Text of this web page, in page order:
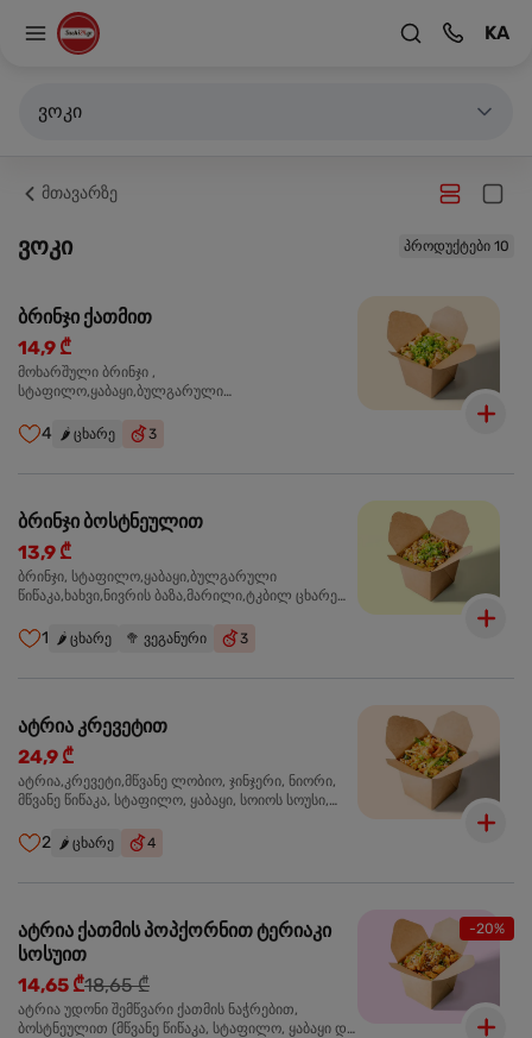
KA
ვოკი
მთავარზე
ვოკი პროდუქტები 10
ბრინჯი ქათმით
14,9 ₾
მოხარშული ბრინჯი ,
სტაფილო,ყაბაყი,ბულგარული
ტკბილ ცხარე სოუსი,მწვანე ხახვი,სეზამის
მარცვლის ნაზავი,მზესუმზირის ზეთი,ბარდა
4 🌶️ ცხარე 3
ბრინჯი ბოსტნეულით
13,9 ₾
ბრინჯი, სტაფილო,ყაბაყი,ბულგარული
წიწაკა,ხახვი,ნივრის ბაზა,მარილი,ტკბილ ცხარე
ნაზავი,მზესუმზირის ზეთი ,ბარდა
1 🌶️ ცხარე 🥦 ვეგანური 3
ატრია კრევეტით
24,9 ₾
ატრია,კრევეტი,მწვანე ლობიო, ჯინჯერი, ნიორი,
მწვანე წიწაკა, სტაფილო, ყაბაყი, სოიოს სოუსი,
მწვანე ხახვი, სეზამი, კრევეტები, სეზამის ზეთი,
2 🌶️ ცხარე 4
-20%
ატრია ქათმის პოპქორნით ტერიაკი
სოსუით
14,65 ₾18,65 ₾
ატრია უდონი შემწვარი ქათმის ნაჭრებით,
ბოსტნეულით (მწვანე წიწაკა, სტაფილო, ყაბაყი და